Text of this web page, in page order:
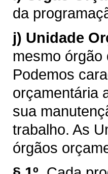
da
j) Unidade
mesmo
Podemos
orçamentária
sua
trabalho. As
órgãos